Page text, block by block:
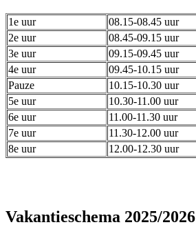
1e uur
08.15-08.45 uur
2e uur
08.45-09.15 uur
3e uur
09.15-09.45 uur
4e uur
09.45-10.15 uur
Pauze
10.15-10.30 uur
5e uur
10.30-11.00 uur
6e uur
11.00-11.30 uur
7e uur
11.30-12.00 uur
8e uur
12.00-12.30 uur
Vakantieschema 2025/2026